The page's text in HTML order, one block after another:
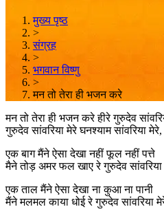
मुख्य पृष्ठ
>
संग्रह
>
भगवान विष्णु
>
मन तो तेरा ही भजन करे
मन तो तेरा ही भजन करे हीरे गुरुदेव
गुरुदेव सांवरिया मेरे घनश्याम सांवरिया मेरे,
एक बाग मैंने ऐसा देखा नहीं फूल नहीं पत्ते
मैने तोड़ अमर फल खाए रे गुरुदेव सांवरिया
एक ताल मैंने ऐसा देखा ना कुआ ना पानी
मैंने मलमल काया धोई रे गुरुदेव सांवरिया